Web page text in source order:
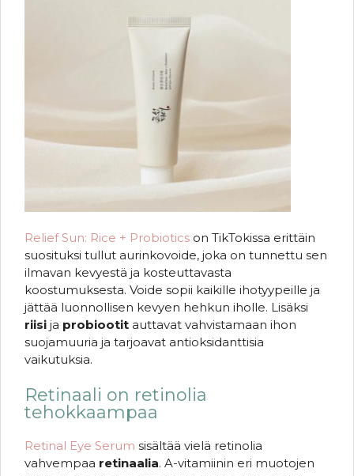
Relief Sun: Rice + Probiotics on TikTokissa erittäin
suosituksi tullut aurinkovoide, joka on tunnettu sen
ilmavan kevyestä ja kosteuttavasta
koostumuksesta. Voide sopii kaikille ihotyypeille ja
jättää luonnollisen kevyen hehkun iholle. Lisäksi
riisi ja probiootit auttavat vahvistamaan ihon
suojamuuria ja tarjoavat antioksidanttisia
vaikutuksia.
Retinaali on retinolia
tehokkaampaa
Retinal Eye Serum sisältää vielä retinolia
vahvempaa retinaalia. A-vitamiinin eri muotojen